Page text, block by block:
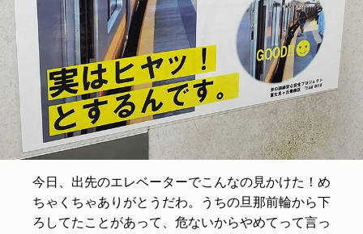
今日、出先のエレベーターでこんなの見かけた！め
ちゃくちゃありがとうだわ。うちの旦那前輪から下
ろしてたことがあって、危ないからやめてって言っ